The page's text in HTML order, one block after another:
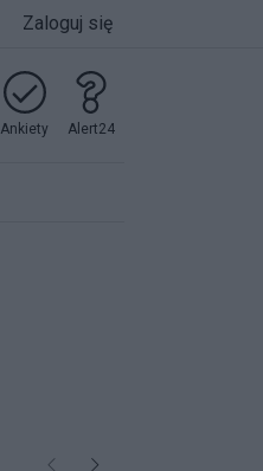
Zaloguj się
Ankiety Alert24